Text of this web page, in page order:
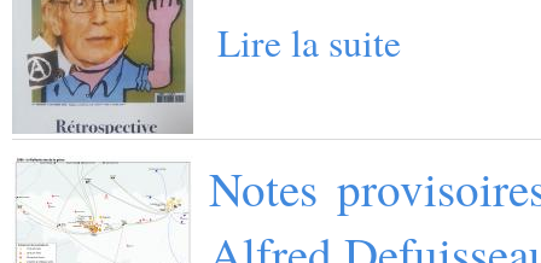
Lire la suite
Notes